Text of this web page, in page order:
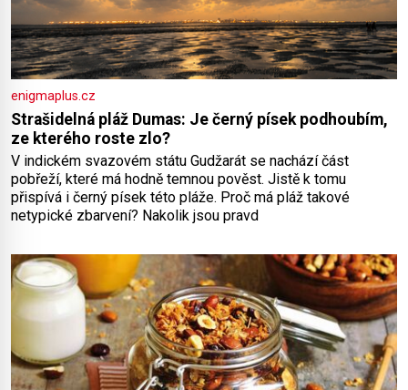
enigmaplus.cz
Strašidelná pláž Dumas: Je černý písek podhoubím,
ze kterého roste zlo?
V indickém svazovém státu Gudžarát se nachází část
pobřeží, které má hodně temnou pověst. Jistě k tomu
přispívá i černý písek této pláže. Proč má pláž takové
netypické zbarvení? Nakolik jsou pravd